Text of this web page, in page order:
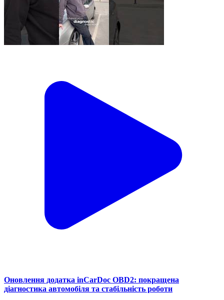
Оновлення додатка inCarDoc OBD2: покращена
діагностика автомобіля та стабільність роботи